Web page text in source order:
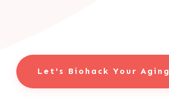
Let's Biohack Your Aging